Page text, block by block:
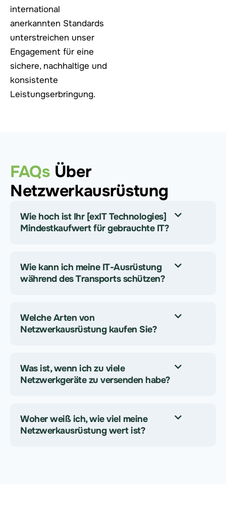
international
anerkannten Standards
unterstreichen unser
Engagement für eine
sichere, nachhaltige und
konsistente
Leistungserbringung.
FAQs Über
Netzwerkausrüstung
Wie hoch ist Ihr [exIT Technologies]
Mindestkaufwert für gebrauchte IT?
Wie kann ich meine IT-Ausrüstung
während des Transports schützen?
Welche Arten von
Netzwerkausrüstung kaufen Sie?
Was ist, wenn ich zu viele
Netzwerkgeräte zu versenden habe?
Woher weiß ich, wie viel meine
Netzwerkausrüstung wert ist?